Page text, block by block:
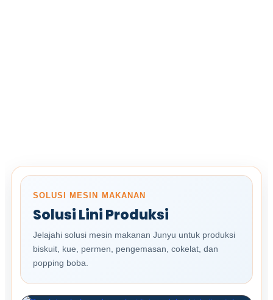
SOLUSI MESIN MAKANAN
Solusi Lini Produksi
Jelajahi solusi mesin makanan Junyu untuk produksi
biskuit, kue, permen, pengemasan, cokelat, dan
popping boba.